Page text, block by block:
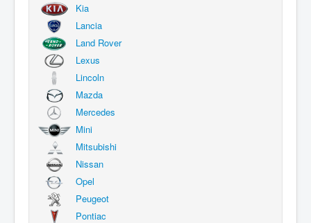
Kia
Lancia
Land Rover
Lexus
Lincoln
Mazda
Mercedes
Mini
Mitsubishi
Nissan
Opel
Peugeot
Pontiac